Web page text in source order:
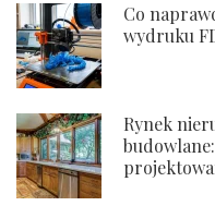
Co
wydruku
Rynek